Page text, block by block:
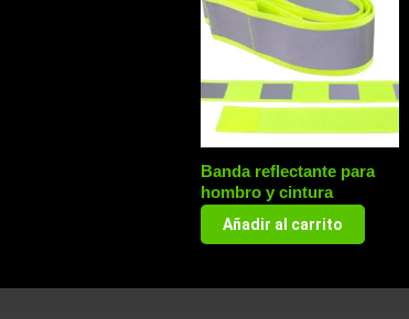
Banda reflectante para
hombro y cintura
Añadir al carrito